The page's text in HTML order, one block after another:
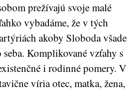
prežívajú svoje malé
vybadáme, že v tých
akoby Sloboda všade
seba. Komplikované vzťahy s
i rodinné pomery. V
víria otec, matka, žena,